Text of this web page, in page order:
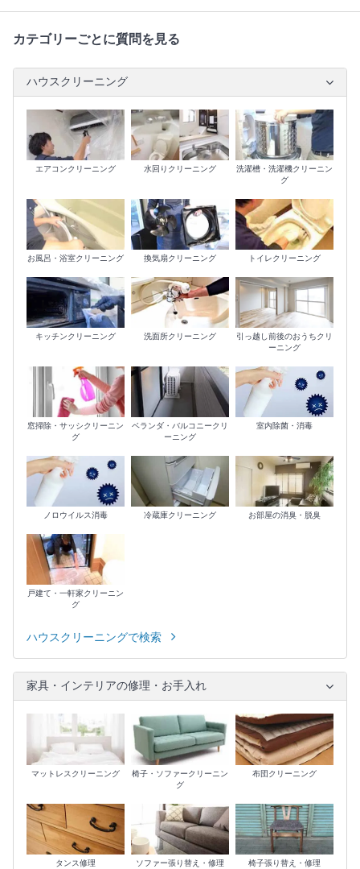
カテゴリーごとに質問を見る
ハウスクリーニング
エアコンクリーニング 水回りクリーニング
洗濯槽・洗濯機クリーニン
グ
お風呂・浴室クリーニング 換気扇クリーニング トイレクリーニング
キッチンクリーニング 洗面所クリーニング
引っ越し前後のおうちクリ
ーニング
窓掃除・サッシクリーニン
グ
ベランダ・バルコニークリ
ーニング
室内除菌・消毒
ノロウイルス消毒 冷蔵庫クリーニング お部屋の消臭・脱臭
戸建て・一軒家クリーニン
グ
ハウスクリーニングで検索
家具・インテリアの修理・お手入れ
マットレスクリーニング
椅子・ソファークリーニン
グ
布団クリーニング
タンス修理 ソファー張り替え・修理 椅子張り替え・修理